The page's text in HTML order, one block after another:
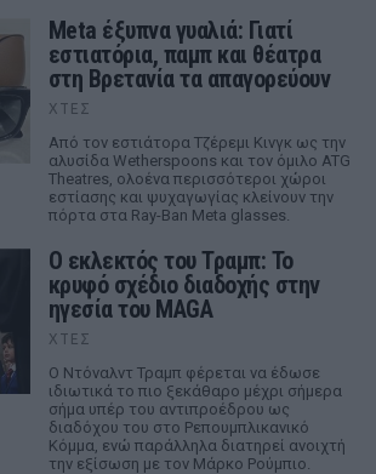
Meta έξυπνα γυαλιά: Γιατί
εστιατόρια, παμπ και θέατρα
στη Βρετανία τα απαγορεύουν
ΧΤΕΣ
Από τον εστιάτορα Τζέρεμι Κινγκ ως την
αλυσίδα Wetherspoons και τον όμιλο ATG
Theatres, ολοένα περισσότεροι χώροι
εστίασης και ψυχαγωγίας κλείνουν την
πόρτα στα Ray-Ban Meta glasses.
Ο εκλεκτός του Τραμπ: Το
κρυφό σχέδιο διαδοχής στην
ηγεσία του MAGA
ΧΤΕΣ
Ο Ντόναλντ Τραμπ φέρεται να έδωσε
ιδιωτικά το πιο ξεκάθαρο μέχρι σήμερα
σήμα υπέρ του αντιπροέδρου ως
διαδόχου του στο Ρεπουμπλικανικό
Κόμμα, ενώ παράλληλα διατηρεί ανοιχτή
την εξίσωση με τον Μάρκο Ρούμπιο.